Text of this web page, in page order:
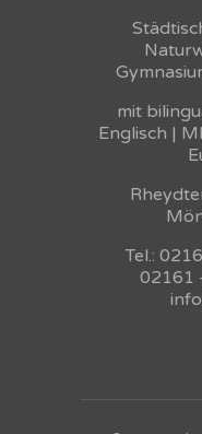
mit
Englisch |
Tel.:
02161